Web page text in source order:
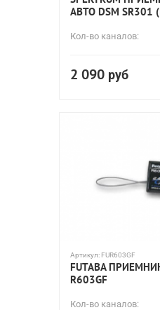
АВТО DSM
Кол-во каналов:
2 090 руб
Артикул: FUR603GF
FUTABA
R603GF
Кол-во каналов: